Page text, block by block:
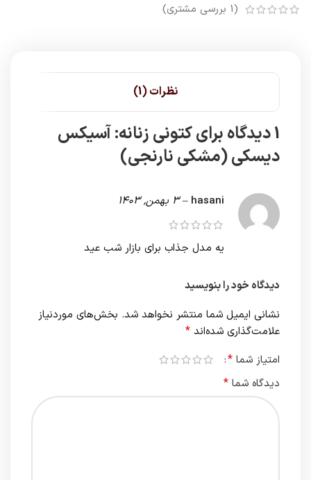
(
1 بررسی مشتری)
نظرات (1)
1 دیدگاه برای
کتونی زنانه: آسیکس
دیسکی (مشکی نارنجی)
hasani
– 3 بهمن, 1403
یه مدل جذاب برای بازار شب عید
دیدگاه خود را بنویسید
نشانی ایمیل شما منتشر نخواهد شد. بخش‌های موردنیاز
علامت‌گذاری شده‌اند *
امتیاز شما *
دیدگاه شما *